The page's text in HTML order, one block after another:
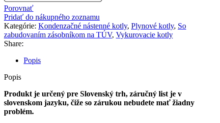
Porovnať
Pridať do nákupného zoznamu
Kategórie: Kondenzačné nástenné kotly, Plynové kotly, So
zabudovaním zásobníkom na TÚV, Vykurovacie kotly
Share:
Popis
Popis
Produkt je určený pre Slovenský trh, záručný list je v
slovenskom jazyku, čiže so zárukou nebudete mať žiadny
problém.